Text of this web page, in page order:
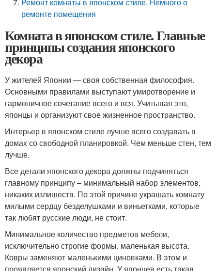
ремонте помещения
Комната в японском стиле. Главные
принципы создания японского
декора
У жителей Японии — своя собственная философия.
Основными правилами выступают умиротворение и
гармоничное сочетание всего и вся. Учитывая это,
японцы и организуют свое жизненное пространство.
Интерьер в японском стиле лучше всего создавать в
домах со свободной планировкой. Чем меньше стен, тем
лучше.
Все детали японского декора должны подчиняться
главному принципу – минимальный набор элементов,
никаких излишеств. По этой причине украшать комнату
милыми сердцу безделушками и виньетками, которые
так любят русские люди, не стоит.
Минимальное количество предметов мебели,
исключительно строгие формы, маленькая высота.
Ковры заменяют маленькими циновками. В этом и